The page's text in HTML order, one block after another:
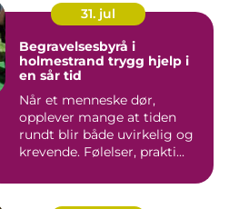
31. jul
Begravelsesbyrå i
holmestrand trygg hjelp i
en sår tid
Når et menneske dør,
opplever mange at tiden
rundt blir både uvirkelig og
krevende. Følelser, prakti...